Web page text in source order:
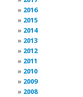
2016
2015
2014
2013
2012
2011
2010
2009
2008